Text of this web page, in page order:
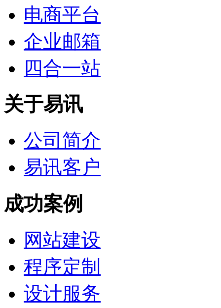
电商平台
企业邮箱
四合一站
关于易讯
公司简介
易讯客户
成功案例
网站建设
程序定制
设计服务